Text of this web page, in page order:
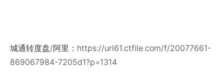
城通转度盘/阿里：https://url61.ctfile.com/f/20077661-
869067984-7205d1?p=1314